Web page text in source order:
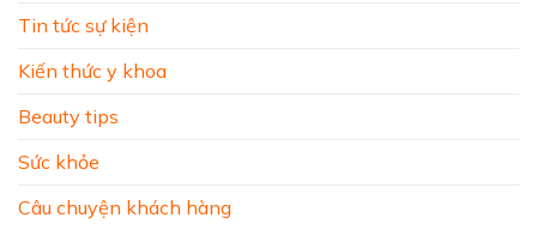
Tin tức sự kiện
Kiến thức y khoa
Beauty tips
Sức khỏe
Câu chuyện khách hàng